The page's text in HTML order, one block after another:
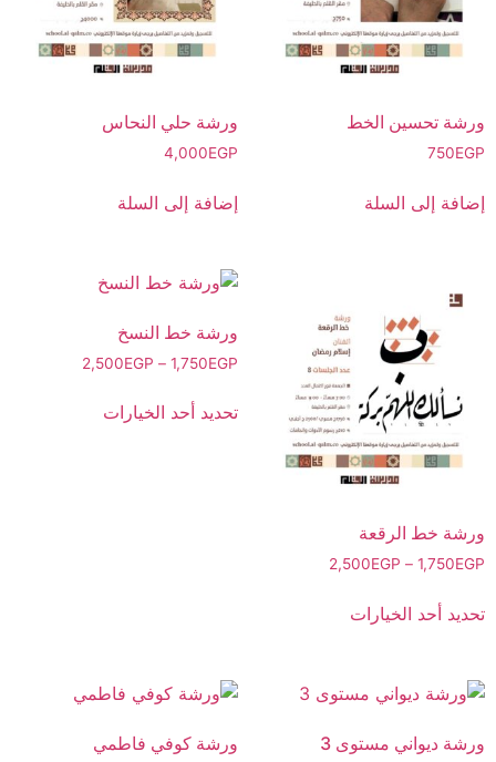
ورشة تحسين الخط
750EGP
إضافة إلى السلة
ورشة حلي النحاس
4,000EGP
إضافة إلى السلة
ورشة خط الرقعة
1,750EGP
–
2,500EGP
تحديد أحد الخيارات
ورشة خط النسخ
1,750EGP
–
2,500EGP
تحديد أحد الخيارات
ورشة ديواني مستوى 3 ورشة كوفي فاطمي